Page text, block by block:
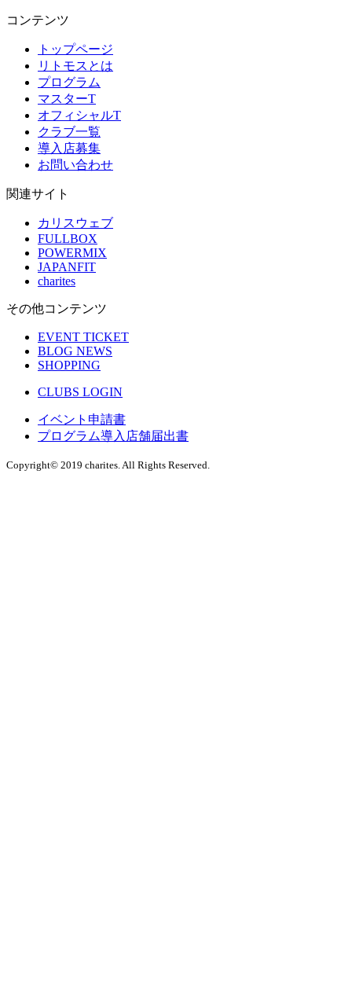
コンテンツ
トップページ
リトモスとは
プログラム
マスターT
オフィシャルT
クラブ一覧
導入店募集
お問い合わせ
関連サイト
カリスウェブ
FULLBOX
POWERMIX
JAPANFIT
charites
その他コンテンツ
EVENT TICKET
BLOG NEWS
SHOPPING
CLUBS LOGIN
イベント申請書
プログラム導入店舗届出書
Copyright© 2019 charites. All Rights Reserved.